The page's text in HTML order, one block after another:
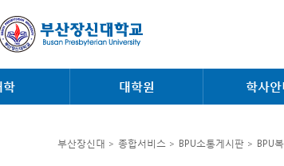
학 대학원 학사안
부산장신대 > 종합서비스 > BPU소통게시판 > BPU